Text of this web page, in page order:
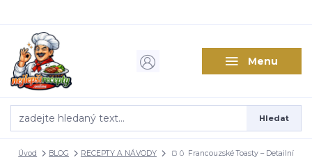
Menu
Hledat
Úvod BLOG RECEPTY A NÁVODY
🍞🥚 Francouzské Toasty – Detailní